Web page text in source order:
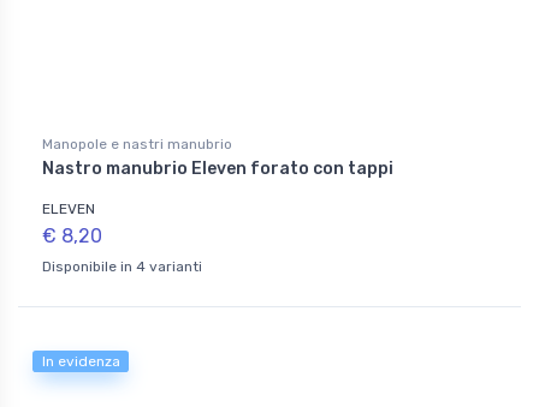
Manopole e nastri manubrio
Nastro manubrio Eleven forato con tappi
ELEVEN
€ 8,20
Disponibile in 4 varianti
In evidenza